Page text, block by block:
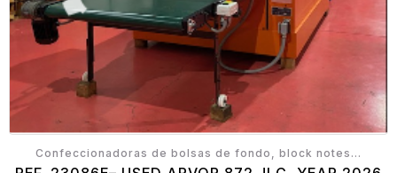
Confeccionadoras de bolsas de fondo, block notes...